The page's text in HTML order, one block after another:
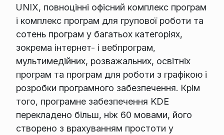
UNIX, повноцінні офісний комплекс програм
і комплекс програм для групової роботи та
сотень програм у багатьох категоріях,
зокрема інтернет- і вебпрограм,
мультимедійних, розважальних, освітніх
програм та програм для роботи з графікою і
розробки програмного забезпечення. Крім
того, програмне забезпечення KDE
перекладено більш, ніж 60 мовами, його
створено з врахуванням простоти у